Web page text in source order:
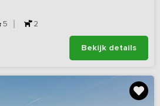
5 2
Bekijk details